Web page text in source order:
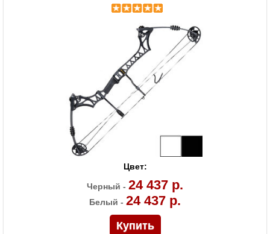
Развлечение, спорт
Цвет:
Черный - 24 437 р.
Белый - 24 437 р.